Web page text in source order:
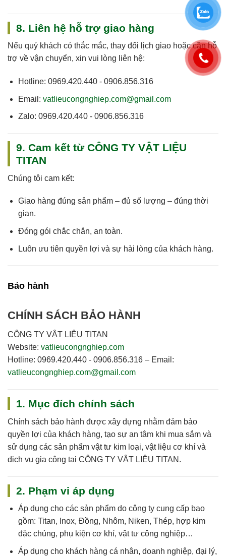
8. Liên hệ hỗ trợ giao hàng
Nếu quý khách có thắc mắc, thay đổi lịch giao hoặc cần hỗ
trợ về vận chuyển, xin vui lòng liên hệ:
Hotline: 0969.420.440 - 0906.856.316
Email: vatlieucongnghiep.com@gmail.com
Zalo: 0969.420.440 - 0906.856.316
9. Cam kết từ CÔNG TY VẬT LIỆU
TITAN
Chúng tôi cam kết:
Giao hàng đúng sản phẩm – đủ số lượng – đúng thời
gian.
Đóng gói chắc chắn, an toàn.
Luôn ưu tiên quyền lợi và sự hài lòng của khách hàng.
Bảo hành
CHÍNH SÁCH BẢO HÀNH
CÔNG TY VẬT LIỆU TITAN
Website: vatlieucongnghiep.com
Hotline: 0969.420.440 - 0906.856.316 – Email:
vatlieucongnghiep.com@gmail.com
1. Mục đích chính sách
Chính sách bảo hành được xây dựng nhằm đảm bảo
quyền lợi của khách hàng, tạo sự an tâm khi mua sắm và
sử dụng các sản phẩm vật tư kim loại, vật liệu cơ khí và
dịch vụ gia công tại CÔNG TY VẬT LIỆU TITAN .
2. Phạm vi áp dụng
Áp dụng cho các sản phẩm do công ty cung cấpbao
gồm: Titan, Inox, Đồng, Nhôm, Niken, Thép, hợp kim
đặc chủng, phụ kiện cơ khí, vật tư công nghiệp…
Áp dụng cho khách hàng cá nhân, doanh nghiệp, đại lý,